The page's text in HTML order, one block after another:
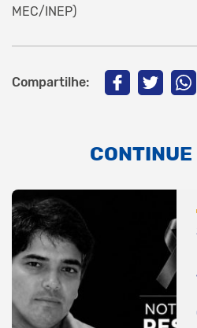
MEC/INEP)
Compartilhe:
CONTINUE